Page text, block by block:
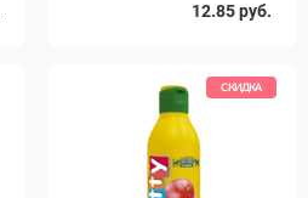
12.85 руб.
СКИДКА